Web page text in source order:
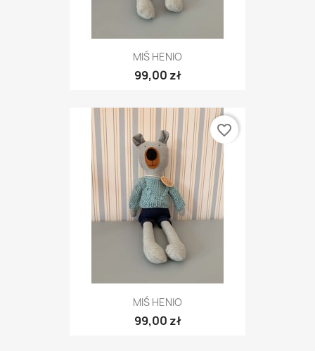
MIŚ HENIO
99,00 zł
MIŚ HENIO
99,00 zł
favorite_border